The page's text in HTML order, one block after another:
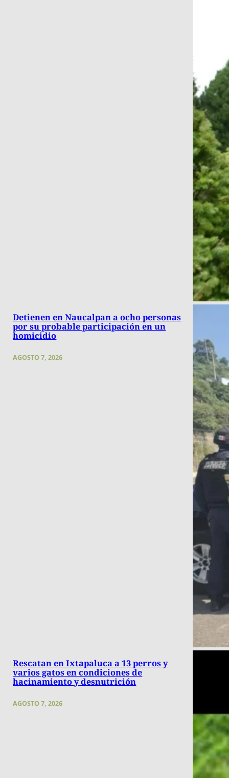
Detienen en Naucalpan a ocho personas
por su probable participación en un
homicidio
AGOSTO 7, 2026
Rescatan en Ixtapaluca a 13 perros y
varios gatos en condiciones de
hacinamiento y desnutrición
AGOSTO 7, 2026